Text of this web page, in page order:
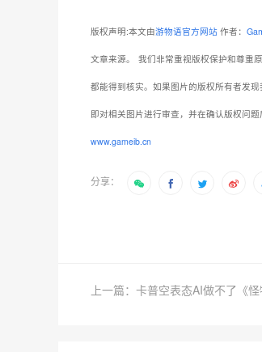
版权声明:本文由游物语官方网站 作者：
文章来源。 我们非常重视版权保护和尊重
都能得到核实。如果图片的版权所有者发
即对相关图片进行审查，并在确认版权问
www.gameib.cn
分享：